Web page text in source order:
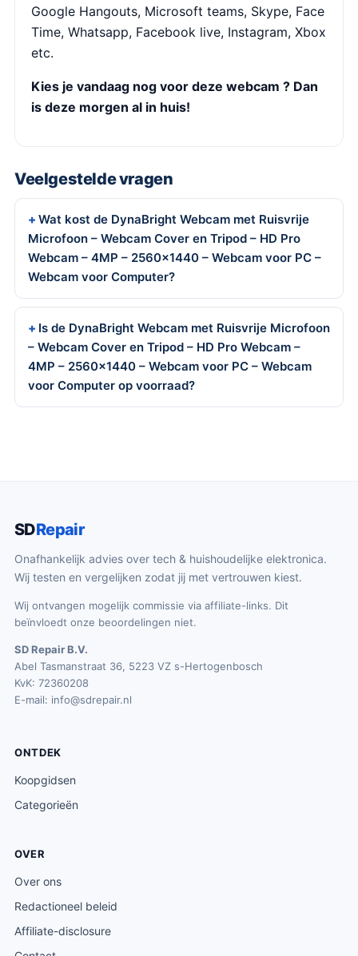
Google Hangouts, Microsoft teams, Skype, Face
Time, Whatsapp, Facebook live, Instagram, Xbox
etc.
Kies je vandaag nog voor deze webcam ? Dan
is deze morgen al in huis!
Veelgestelde vragen
Wat kost de DynaBright Webcam met Ruisvrije
Microfoon – Webcam Cover en Tripod – HD Pro
Webcam – 4MP – 2560×1440 – Webcam voor PC –
Webcam voor Computer?
Is de DynaBright Webcam met Ruisvrije Microfoon
– Webcam Cover en Tripod – HD Pro Webcam –
4MP – 2560×1440 – Webcam voor PC – Webcam
voor Computer op voorraad?
SDRepair
Onafhankelijk advies over tech & huishoudelijke elektronica.
Wij testen en vergelijken zodat jij met vertrouwen kiest.
Wij ontvangen mogelijk commissie via affiliate-links. Dit
beïnvloedt onze beoordelingen niet.
SD Repair B.V.
Abel Tasmanstraat 36, 5223 VZ s-Hertogenbosch
KvK: 72360208
E-mail: info@sdrepair.nl
ONTDEK
Koopgidsen
Categorieën
OVER
Over ons
Redactioneel beleid
Affiliate-disclosure